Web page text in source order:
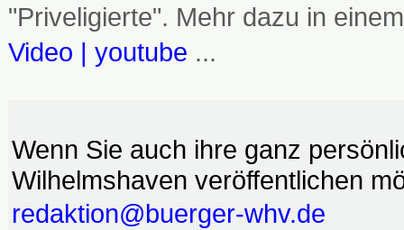
"Priveligierte". Mehr dazu in
Video | youtube ...
Wenn Sie auch ihre ganz
Wilhelmshaven veröffentlichen
redaktion@buerger-whv.de